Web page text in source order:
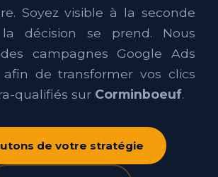
Soyez visible à la seconde
décision se prend. Nous
campagnes Google Ads
afin de transformer vos clics
qualifiés sur Corminboeuf.
de votre stratégie